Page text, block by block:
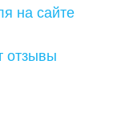
на сайте
отзывы